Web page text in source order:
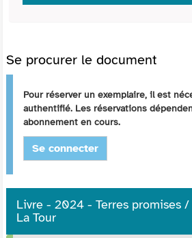
Se procurer le document
Pour réserver un exemplaire, il est
authentifié. Les réservations
abonnement en cours.
Se connecter
Livre - 2024 - Terres promises
La Tour